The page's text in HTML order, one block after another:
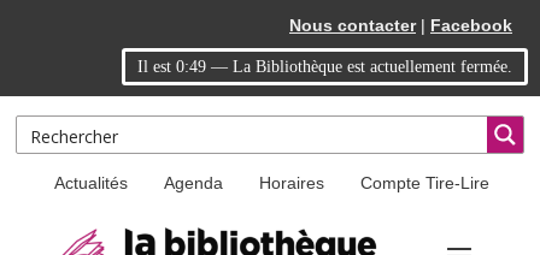
navigation
Nous contacter| Facebook
Il est 0:49 — La Bibliothèque est actuellement fermée.
Actualités Agenda Horaires Compte Tire-Lire